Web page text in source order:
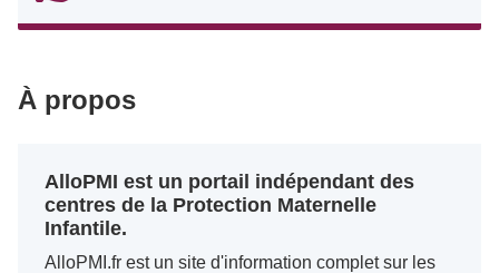
À propos
AlloPMI est un portail indépendant des
centres de la Protection Maternelle
Infantile.
AlloPMI.fr est un site d'information complet sur les